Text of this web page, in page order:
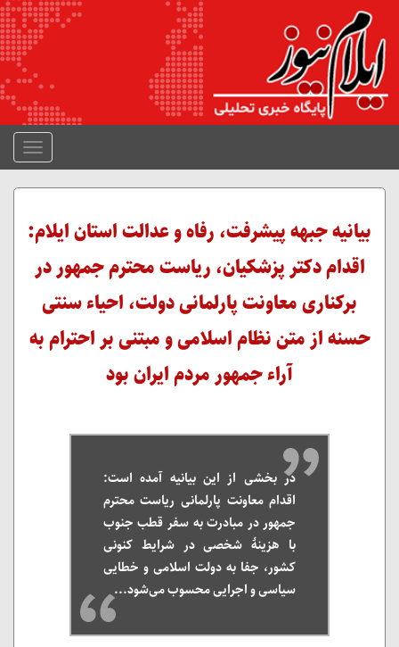
منوی
جمع
بیانیه جبهه پیشرفت، رفاه و عدالت استان ایلام:
اقدام دکتر پزشکیان، ریاست محترم جمهور در
برکناری معاونت پارلمانی دولت، احیاء سنتی
حسنه از متن نظام اسلامی و مبتنی بر احترام به
آراء جمهور مردم ایران بود
در بخشی از این بیانیه آمده است:
اقدام معاونت پارلمانی ریاست محترم
جمهور در مبادرت به سفر قطب جنوب
با هزینۀ شخصی در شرایط کنونی
کشور، جفا به دولت اسلامی و خطایی
سیاسی و اجرایی محسوب می‌شود...